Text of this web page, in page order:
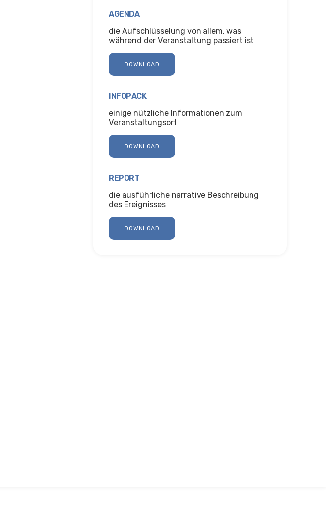
AGENDA
die Aufschlüsselung von allem, was
während der Veranstaltung passiert ist
DOWNLOAD
INFOPACK
einige nützliche Informationen zum
Veranstaltungsort
DOWNLOAD
REPORT
die ausführliche narrative Beschreibung
des Ereignisses
DOWNLOAD